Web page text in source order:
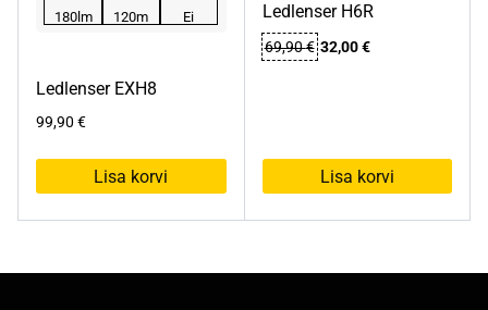
180lm 120m Ei
Ledlenser EXH8
99,90 €
Lisa korvi
Ledlenser H6R
69,90€ Algne
32,00€Praegune
Lisa korvi